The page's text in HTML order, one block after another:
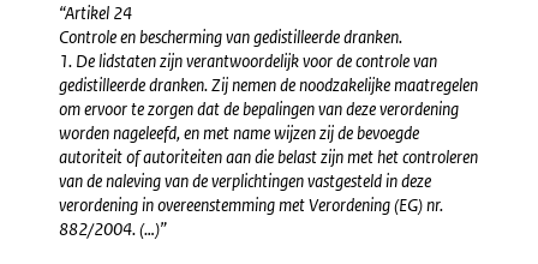
“Artikel 24
Controle en bescherming van gedistilleerde dranken.
1. De lidstaten zijn verantwoordelijk voor de controle van
gedistilleerde dranken. Zij nemen de noodzakelijke maatregelen
om ervoor te zorgen dat de bepalingen van deze verordening
worden nageleefd, en met name wijzen zij de bevoegde
autoriteit of autoriteiten aan die belast zijn met het controleren
van de naleving van de verplichtingen vastgesteld in deze
verordening in overeenstemming met Verordening (EG) nr.
882/2004. (…)”